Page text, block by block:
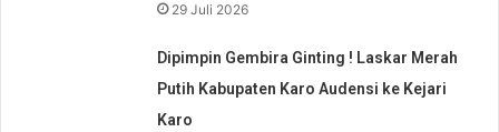
29 Juli 2026
Dipimpin Gembira Ginting ! Laskar Merah
Putih Kabupaten Karo Audensi ke Kejari
Karo